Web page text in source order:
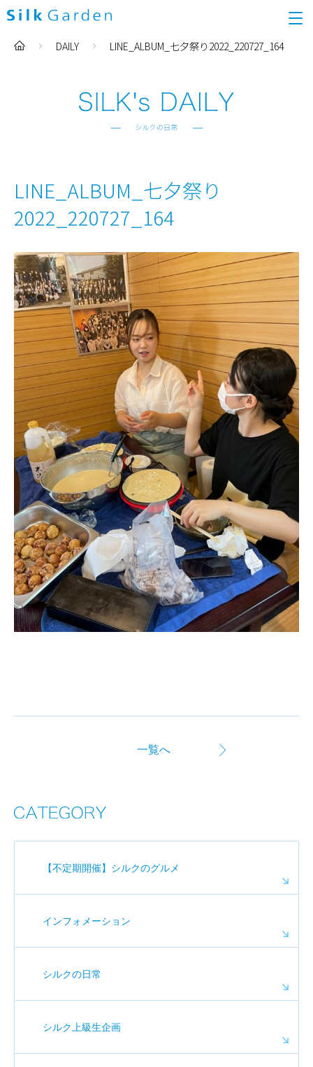
DAILY LINE_ALBUM_七夕祭り2022_220727_164
LINE_ALBUM_七夕祭り
2022_220727_164
一覧へ
【不定期開催】シルクのグルメ
インフォメーション
シルクの日常
シルク上級生企画